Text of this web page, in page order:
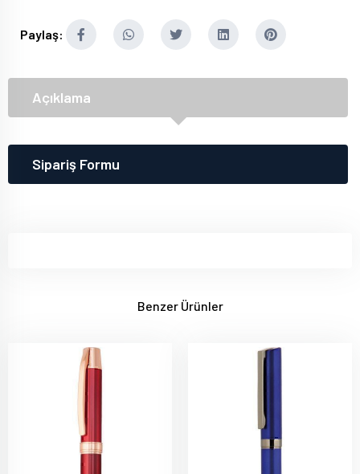
Paylaş:
Açıklama
Sipariş Formu
Benzer Ürünler